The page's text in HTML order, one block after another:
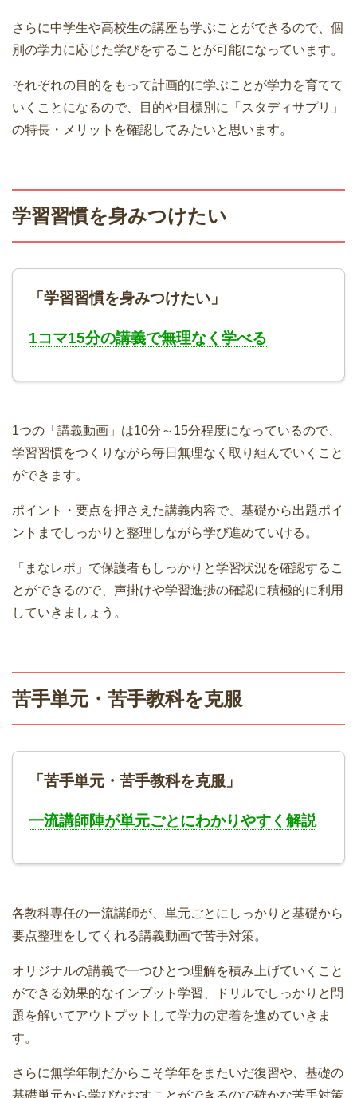
さらに中学生や高校生の講座も学ぶことができるので、個
別の学力に応じた学びをすることが可能になっています。
それぞれの目的をもって計画的に学ぶことが学力を育てて
いくことになるので、目的や目標別に「スタディサプリ」
の特長・メリットを確認してみたいと思います。
学習習慣を身みつけたい
「学習習慣を身みつけたい」
1コマ15分の講義で無理なく学べる
1つの「講義動画」は10分～15分程度になっているので、
学習習慣をつくりながら毎日無理なく取り組んでいくこと
ができます。
ポイント・要点を押さえた講義内容で、基礎から出題ポイ
ントまでしっかりと整理しながら学び進めていける。
「まなレポ」で保護者もしっかりと学習状況を確認するこ
とができるので、声掛けや学習進捗の確認に積極的に利用
していきましょう。
苦手単元・苦手教科を克服
「苦手単元・苦手教科を克服」
一流講師陣が単元ごとにわかりやすく解説
各教科専任の一流講師が、単元ごとにしっかりと基礎から
要点整理をしてくれる講義動画で苦手対策。
オリジナルの講義で一つひとつ理解を積み上げていくこと
ができる効果的なインプット学習、ドリルでしっかりと問
題を解いてアウトプットして学力の定着を進めていきま
す。
さらに無学年制だからこそ学年をまたいだ復習や、基礎の
基礎単元から学びなおすことができるので確かな苦手対策